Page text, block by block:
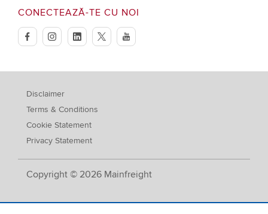
CONECTEAZĂ-TE CU NOI
facebookinstagramlinkedintwitteryoutube
Copyright © 2026 Mainfreight
Disclaimer
Terms & Conditions
Cookie Statement
Privacy Statement